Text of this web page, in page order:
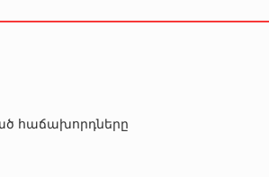
հաճախորդները